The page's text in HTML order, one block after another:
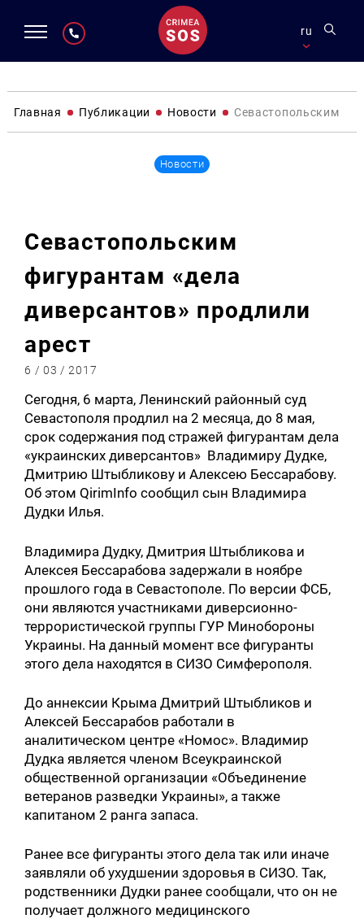
ru
Главная Публикации Новости Севастопольским
Новости
Севастопольским
фигурантам «дела
диверсантов» продлили
арест
6 / 03 / 2017
Сегодня, 6 марта, Ленинский районный суд
Севастополя продлил на 2 месяца, до 8 мая,
срок содержания под стражей фигурантам дела
«украинских диверсантов» Владимиру Дудке,
Дмитрию Штыбликову и Алексею Бессарабову.
Об этом QirimInfo сообщил сын Владимира
Дудки Илья.
Владимира Дудку, Дмитрия Штыбликова и
Алексея Бессарабова задержали в ноябре
прошлого года в Севастополе. По версии ФСБ,
они являются участниками диверсионно-
террористической группы ГУР Минобороны
Украины. На данный момент все фигуранты
этого дела находятся в СИЗО Симферополя.
До аннексии Крыма Дмитрий Штыбликов и
Алексей Бессарабов работали в
аналитическом центре «Номос». Владимир
Дудка является членом Всеукраинской
общественной организации «Объединение
ветеранов разведки Украины», а также
капитаном 2 ранга запаса.
Ранее все фигуранты этого дела так или иначе
заявляли об ухудшении здоровья в СИЗО. Так,
родственники Дудки ранее сообщали, что он не
получает должного медицинского